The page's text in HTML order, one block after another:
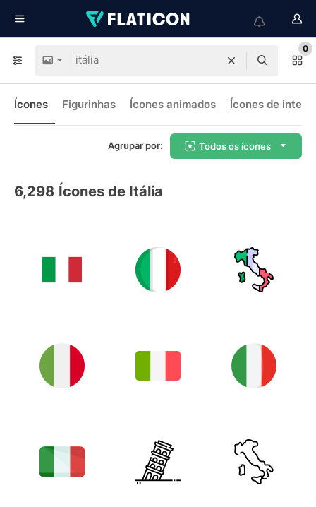
0
Ícones Figurinhas Ícones animados Ícones de
Agrupar por: Todos os ícones
6,298 Ícones de Itália